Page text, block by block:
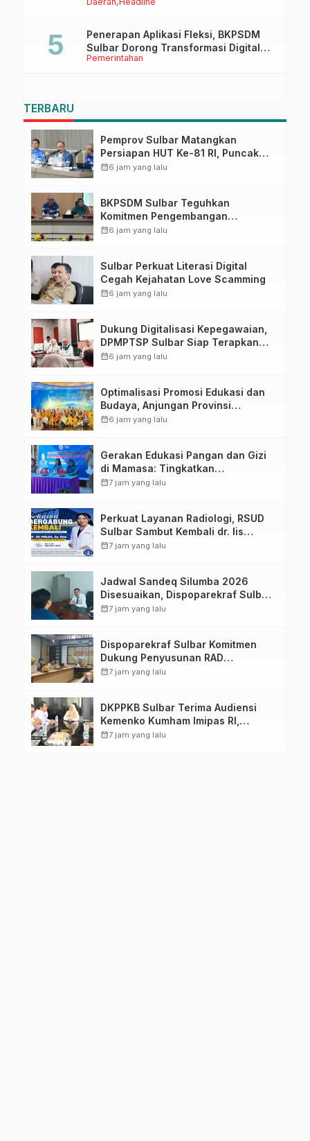
Sulbar Tinjau Lokasi
Pemerintahan
Penerapan Aplikasi Fleksi, BKPSDM
Sulbar Dorong Transformasi Digital
Sistem Kehadiran ASN
TERBARU
Pemprov Sulbar Matangkan
Persiapan HUT Ke-81 RI, Puncak
Upacara di Lapangan Ahmad
calendar_month6 jam yang lalu
BKPSDM Sulbar Teguhkan
Komitmen Pengembangan
Kompetensi ASN melalui
calendar_month6 jam yang lalu
Sulbar Perkuat Literasi Digital
Cegah Kejahatan Love Scamming
calendar_month6 jam yang lalu
Dukung Digitalisasi Kepegawaian,
DPMPTSP Sulbar Siap Terapkan
Aplikasi FLEKSI ASN
calendar_month6 jam yang lalu
Optimalisasi Promosi Edukasi dan
Budaya, Anjungan Provinsi
Sulawesi Barat Perkuat Kolaborasi
calendar_month6 jam yang lalu
Gerakan Edukasi Pangan dan Gizi
di Mamasa: Tingkatkan
Pengetahuan dan Keterampilan
calendar_month7 jam yang lalu
Perkuat Layanan Radiologi, RSUD
Sulbar Sambut Kembali dr. Iis
Imelda, Sp.Rad
calendar_month7 jam yang lalu
Jadwal Sandeq Silumba 2026
Disesuaikan, Dispoparekraf Sulbar
Pastikan Persiapan Tetap
calendar_month7 jam yang lalu
Dispoparekraf Sulbar Komitmen
Dukung Penyusunan RAD
TPB/SDGs Sulawesi Barat
calendar_month7 jam yang lalu
DKPPKB Sulbar Terima Audiensi
Kemenko Kumham Imipas RI,
Perkuat Pelayanan Kesehatan bagi
calendar_month7 jam yang lalu